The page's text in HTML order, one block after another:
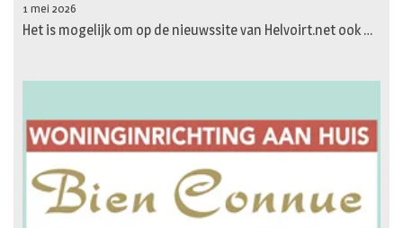
1 mei 2026
Het is mogelijk om op de nieuwssite van Helvoirt.net ook …